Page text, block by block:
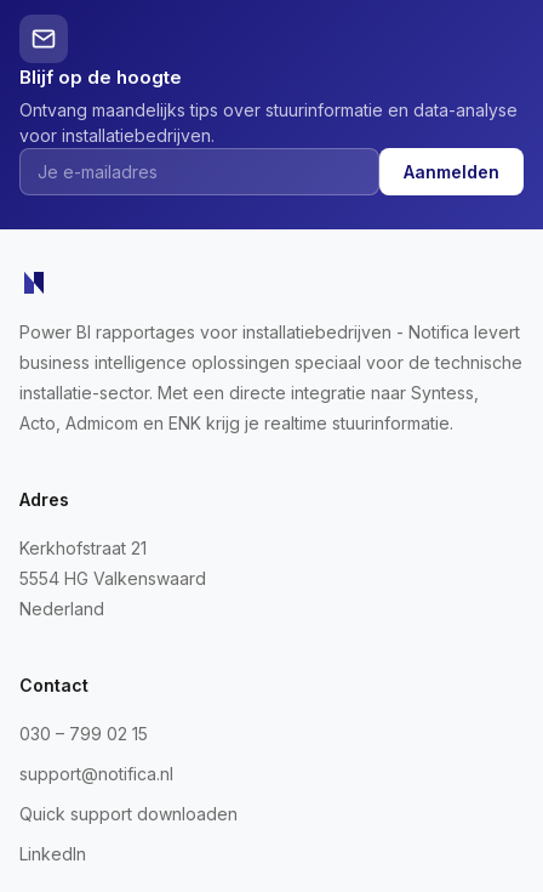
Blijf op de hoogte
Ontvang maandelijks tips over stuurinformatie en data-analyse
voor installatiebedrijven.
Aanmelden
Power BI rapportages voor installatiebedrijven - Notifica levert
business intelligence oplossingen speciaal voor de technische
installatie-sector. Met een directe integratie naar Syntess,
Acto, Admicom en ENK krijg je realtime stuurinformatie.
Adres
Kerkhofstraat 21
5554 HG Valkenswaard
Nederland
Contact
030 – 799 02 15
support@notifica.nl
Quick support downloaden
LinkedIn